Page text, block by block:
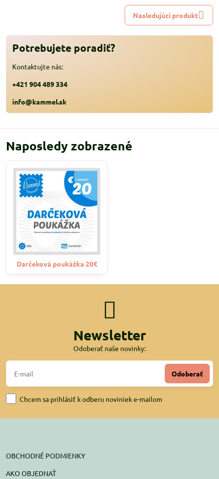
Nasledujúci produkt
Potrebujete poradiť?
Kontaktujte nás:
+421 904 489 334
info@kammel.sk
Naposledy zobrazené
Darčeková poukážka 20€
Newsletter
Odoberať naše novinky:
Odoberať
Chcem sa prihlásiť k odberu noviniek e-mailom
OBCHODNÉ PODMIENKY
AKO OBJEDNAŤ